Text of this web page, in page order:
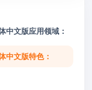
中文版应用领域：
中文版特色：